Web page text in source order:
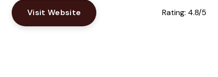
Visit Website Rating: 4.8/5